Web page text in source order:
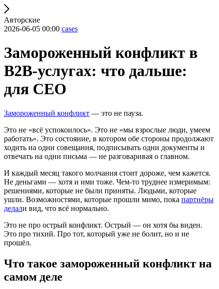
Авторские
2026-06-05 00:00 cases
Замороженный конфликт в
B2B-услугах: что дальше:
для CEO
Замороженный конфликт — это не пауза.
Это не «всё успокоилось». Это не «мы взрослые люди, умеем
работать». Это состояние, в котором обе стороны продолжают
ходить на одни совещания, подписывать одни документы и
отвечать на одни письма — не разговаривая о главном.
И каждый месяц такого молчания стоит дороже, чем кажется.
Не деньгами — хотя и ими тоже. Чем-то труднее измеримым:
решениями, которые не были приняты. Людьми, которые
ушли. Возможностями, которые прошли мимо, пока партнёры
делали вид, что всё нормально.
Это не про острый конфликт. Острый — он хотя бы виден.
Это про тихий. Про тот, который уже не болит, но и не
прошёл.
Что такое замороженный конфликт на
самом деле